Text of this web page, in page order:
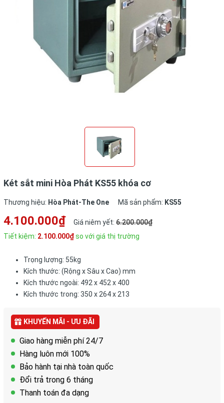
Két sắt mini Hòa Phát KS55 khóa cơ
Thương hiệu: Hòa Phát-The One Mã sản phẩm: KS55
4.100.000₫ Giá niêm yết: 6.200.000₫
Tiết kiệm: 2.100.000₫so với giá thị trường
Trọng lượng: 55kg
Kích thước: (Rộng x Sâu x Cao) mm
Kích thước ngoài: 492 x 452 x 400
Kích thước trong: 350 x 264 x 213
KHUYẾN MÃI - ƯU ĐÃI
Giao hàng miễn phí 24/7
Hàng luôn mới 100%
Bảo hành tại nhà toàn quốc
Đổi trả trong 6 tháng
Thanh toán đa dạng